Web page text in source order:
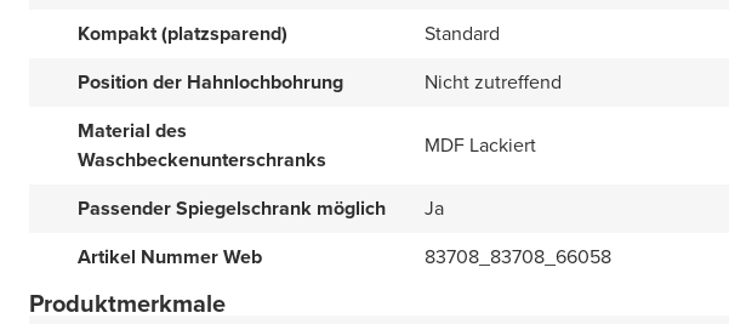
Kompakt (platzsparend)
Standard
Position der Hahnlochbohrung
Nicht zutreffend
Material des
Waschbeckenunterschranks
MDF Lackiert
Passender Spiegelschrank möglich
Ja
Artikel Nummer Web
83708_83708_66058
Produktmerkmale